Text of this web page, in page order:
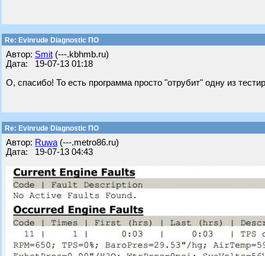
Re: Evinrude Diagnostic ПО
Автор: Smit (---.kbhmb.ru)
Дата: 19-07-13 01:18
О, спасибо! То есть программа просто "отрубит" одну из
Re: Evinrude Diagnostic ПО
Автор: Ruwa (---.metro86.ru)
Дата: 19-07-13 04:43